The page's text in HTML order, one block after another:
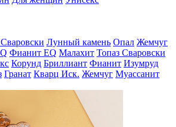
Лунный камень Опал Жемчуг
Фианит EQ Малахит Топаз Сваровски
Корунд Бриллиант Фианит Изумруд
Гранат Кварц Иск. Жемчуг Муассанит